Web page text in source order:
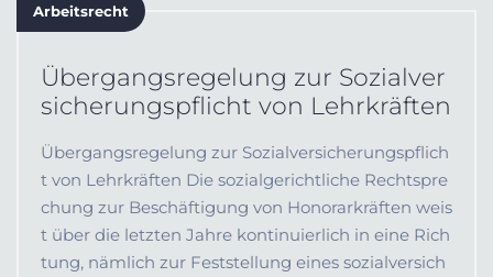
Arbeitsrecht
Übergangsregelung zur Sozialver
sicherungspflicht von Lehrkräften
Übergangsregelung zur Sozialversicherungspflich
t von Lehrkräften Die sozialgerichtliche Rechtspre
chung zur Beschäftigung von Honorarkräften weis
t über die letzten Jahre kontinuierlich in eine Rich
tung, nämlich zur Feststellung eines sozialversich